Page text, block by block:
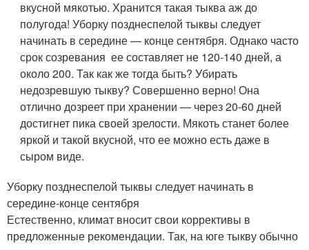
вкусной мякотью. Хранится такая тыква аж до
полугода! Уборку позднеспелой тыквы следует
начинать в середине — конце сентября. Однако часто
срок созревания ее составляет не 120-140 дней, а
около 200. Так как же тогда быть? Убирать
недозревшую тыкву? Совершенно верно! Она
отлично дозреет при хранении — через 20-60 дней
достигнет пика своей зрелости. Мякоть станет более
яркой и такой вкусной, что ее можно есть даже в
сыром виде.
Уборку позднеспелой тыквы следует начинать в
середине-конце сентября
Естественно, климат вносит свои коррективы в
предложенные рекомендации. Так, на юге тыкву обычно